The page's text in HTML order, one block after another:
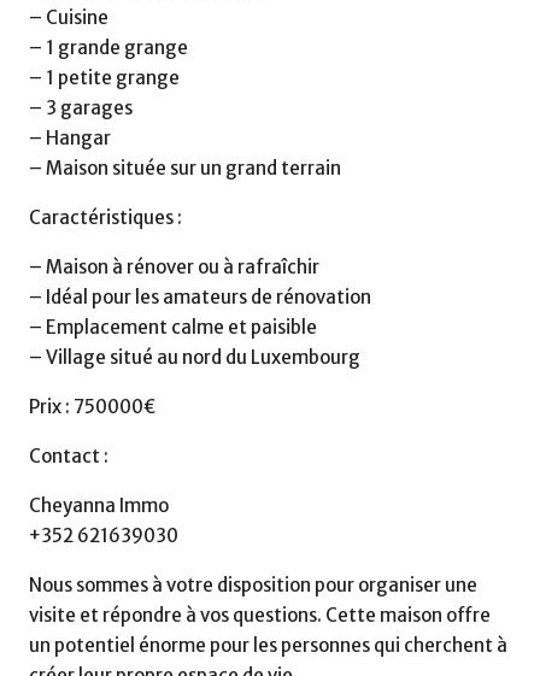
– Cuisine
– 1 grande grange
– 1 petite grange
– 3 garages
– Hangar
– Maison située sur un grand terrain
Caractéristiques :
– Maison à rénover ou à rafraîchir
– Idéal pour les amateurs de rénovation
– Emplacement calme et paisible
– Village situé au nord du Luxembourg
Prix : 750000€
Contact :
Cheyanna Immo
+352 621639030
Nous sommes à votre disposition pour organiser une
visite et répondre à vos questions. Cette maison offre
un potentiel énorme pour les personnes qui cherchent à